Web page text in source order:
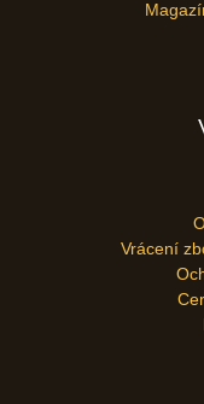
Vrácení